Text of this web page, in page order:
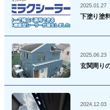
2025.01.27
下塗り塗
2025.06.23
玄関周り
2024.12.03